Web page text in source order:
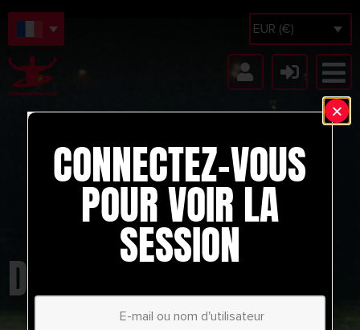
EUR (€)
DRILLS FROM PRO'S
CONNECTEZ-VOUS
POUR VOIR LA
SESSION